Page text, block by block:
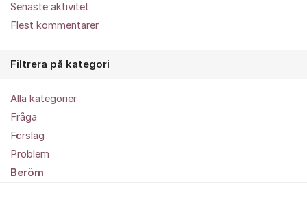
Senaste aktivitet
Flest kommentarer
Filtrera på kategori
Alla kategorier
Fråga
Förslag
Problem
Beröm